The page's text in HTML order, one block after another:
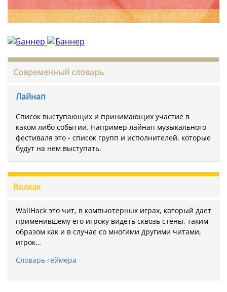
Современный словарь
Лайнап
Список выступающих и принимающих участие в
каком либо событии. Например лайнап музыкального
фестиваля это - список групп и исполнителей, которые
будут на нем выступать.
Волхак
WallHack это чит, в компьютерных играх, который дает
применившему его игроку видеть сквозь стены, таким
образом как и в случае со многими другими читами,
игрок…
Словарь геймера